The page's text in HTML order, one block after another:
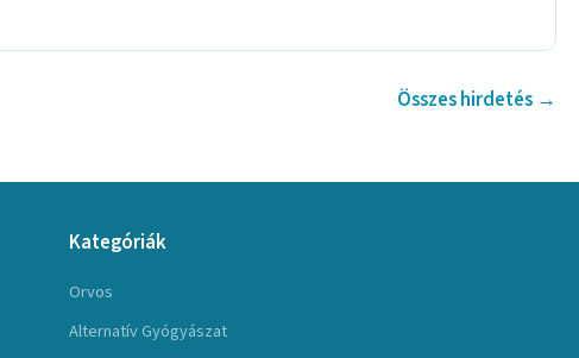
Összes hirdetés →
Kategóriák
Orvos
Alternatív Gyógyászat